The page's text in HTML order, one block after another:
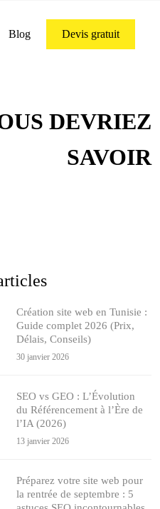
Blog Devis gratuit
DEVRIEZ
SAVOIR
Création site web en Tunisie :
Guide complet 2026 (Prix,
Délais, Conseils)
30 janvier 2026
SEO vs GEO : L’Évolution
du Référencement à l’Ère de
l’IA (2026)
13 janvier 2026
Préparez votre site web pour
la rentrée de septembre : 5